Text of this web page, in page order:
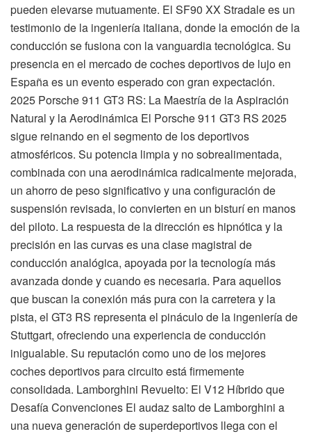
pueden elevarse mutuamente. El SF90 XX Stradale es un
testimonio de la ingeniería italiana, donde la emoción de la
conducción se fusiona con la vanguardia tecnológica. Su
presencia en el mercado de coches deportivos de lujo en
España es un evento esperado con gran expectación.
2025 Porsche 911 GT3 RS: La Maestría de la Aspiración
Natural y la Aerodinámica El Porsche 911 GT3 RS 2025
sigue reinando en el segmento de los deportivos
atmosféricos. Su potencia limpia y no sobrealimentada,
combinada con una aerodinámica radicalmente mejorada,
un ahorro de peso significativo y una configuración de
suspensión revisada, lo convierten en un bisturí en manos
del piloto. La respuesta de la dirección es hipnótica y la
precisión en las curvas es una clase magistral de
conducción analógica, apoyada por la tecnología más
avanzada donde y cuando es necesaria. Para aquellos
que buscan la conexión más pura con la carretera y la
pista, el GT3 RS representa el pináculo de la ingeniería de
Stuttgart, ofreciendo una experiencia de conducción
inigualable. Su reputación como uno de los mejores
coches deportivos para circuito está firmemente
consolidada. Lamborghini Revuelto: El V12 Híbrido que
Desafía Convenciones El audaz salto de Lamborghini a
una nueva generación de superdeportivos llega con el